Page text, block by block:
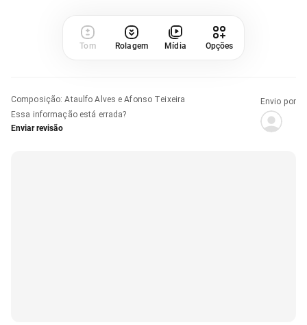
Tom Rolagem Mídia Opções
Composição:Ataulfo Alves e Afonso Teixeira
Essa informação está errada?
Enviar revisão
Envio por